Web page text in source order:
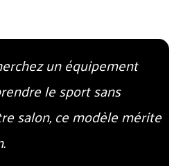
un équipement
le sport sans
salon, ce modèle mérite